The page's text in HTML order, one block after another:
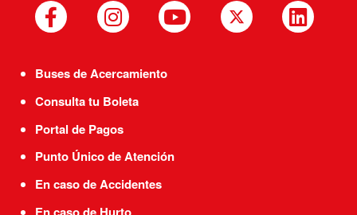
Buses de Acercamiento
Consulta tu Boleta
Portal de Pagos
Punto Único de Atención
En caso de Accidentes